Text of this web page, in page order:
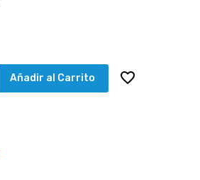
Añadir al Carrito